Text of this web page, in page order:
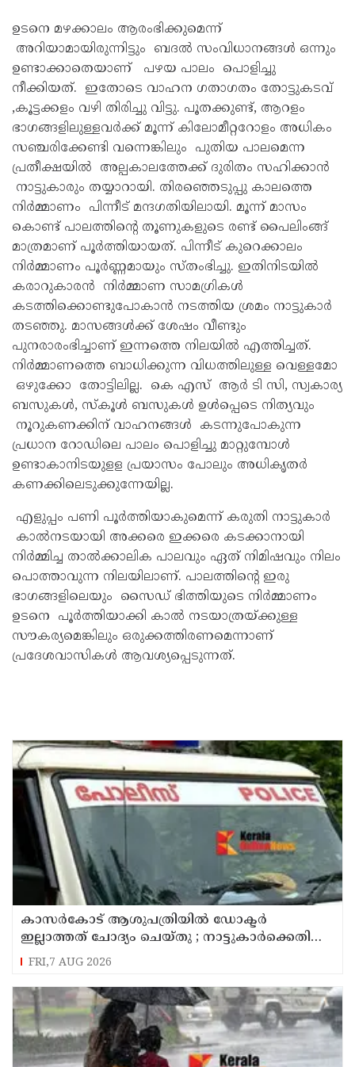
ഉടനെ മഴക്കാലം ആരംഭിക്കുമെന്ന്
അറിയാമായിരുന്നിട്ടും ബദല്‍ സംവിധാനങ്ങള്‍ ഒന്നും
ഉണ്ടാക്കാതെയാണ് പഴയ പാലം പൊളിച്ചു
നീക്കിയത്. ഇതോടെ വാഹന ഗതാഗതം തോട്ടുകടവ്
,കൂട്ടക്കളം വഴി തിരിച്ചു വിട്ടു. പൂതക്കുണ്ട്, ആറളം
ഭാഗങ്ങളിലുള്ളവര്‍ക്ക് മൂന്ന് കിലോമീറ്ററോളം അധികം
സഞ്ചരിക്കേണ്ടി വന്നെങ്കിലും പുതിയ പാലമെന്ന
പ്രതീക്ഷയില്‍ അല്പകാലത്തേക്ക് ദുരിതം സഹിക്കാന്‍
നാട്ടുകാരും തയ്യാറായി. തിരഞ്ഞെടുപ്പു കാലത്തെ
നിര്‍മ്മാണം പിന്നീട് മന്ദഗതിയിലായി. മൂന്ന് മാസം
കൊണ്ട് പാലത്തിന്റെ തൂണുകളുടെ രണ്ട് പൈലിംങ്ങ്
മാത്രമാണ് പൂര്‍ത്തിയായത്. പിന്നീട് കുറെക്കാലം
നിര്‍മ്മാണം പൂര്‍ണ്ണമായും സ്തംഭിച്ചു. ഇതിനിടയില്‍
കരാറുകാരന്‍ നിര്‍മ്മാണ സാമഗ്രികള്‍
കടത്തിക്കൊണ്ടുപോകാന്‍ നടത്തിയ ശ്രമം നാട്ടുകാര്‍
തടഞ്ഞു. മാസങ്ങള്‍ക്ക് ശേഷം വീണ്ടും
പുനരാരംഭിച്ചാണ് ഇന്നത്തെ നിലയില്‍ എത്തിച്ചത്.
നിര്‍മ്മാണത്തെ ബാധിക്കുന്ന വിധത്തിലുള്ള വെള്ളമോ
ഒഴുക്കോ തോട്ടിലില്ല. കെ എസ് ആര്‍ ടി സി, സ്വകാര്യ
ബസുകള്‍, സ്‌കൂള്‍ ബസുകള്‍ ഉള്‍പ്പെടെ നിത്യവും
നൂറുകണക്കിന് വാഹനങ്ങള്‍ കടന്നുപോകുന്ന
പ്രധാന റോഡിലെ പാലം പൊളിച്ചു മാറ്റുമ്പോള്‍
ഉണ്ടാകാനിടയുളള പ്രയാസം പോലും അധികൃതര്‍
കണക്കിലെടുക്കുന്നേയില്ല.
എളുപ്പം പണി പൂര്‍ത്തിയാകുമെന്ന് കരുതി നാട്ടുകാര്‍
കാൽനടയായി അക്കരെ ഇക്കരെ കടക്കാനായി
നിര്‍മ്മിച്ച താൽക്കാലിക പാലവും ഏത് നിമിഷവും നിലം
പൊത്താവുന്ന നിലയിലാണ്. പാലത്തിന്റെ ഇരു
ഭാഗങ്ങളിലെയും സൈഡ് ഭിത്തിയുടെ നിര്‍മ്മാണം
ഉടനെ പൂര്‍ത്തിയാക്കി കാല്‍ നടയാത്രയ്ക്കുള്ള
സൗകര്യമെങ്കിലും ഒരുക്കത്തിരണമെന്നാണ്
പ്രദേശവാസികൾ ആവശ്യപ്പെടുന്നത്.
കാസർകോട് ആശുപത്രിയിൽ ഡോക്ടർ
ഇല്ലാത്തത് ചോദ്യം ചെയ്തു ; നാട്ടുകാർക്കെതിരെ
കേസെടുത്ത് പൊലീസ്
FRI,7 AUG 2026